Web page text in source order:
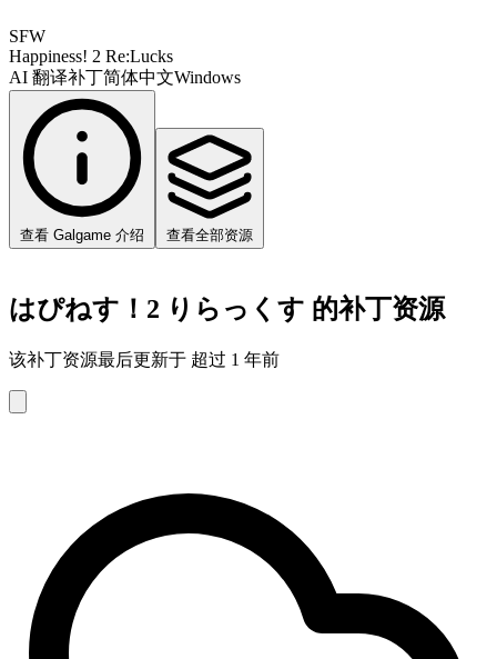
SFW
Happiness! 2 Re:Lucks
AI 翻译补丁简体中文Windows
查看 Galgame 介绍 查看全部资源
はぴねす！2 りらっくす 的补丁资源
该补丁资源最后更新于 超过 1 年前